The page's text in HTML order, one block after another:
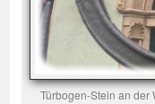
Türbogen-Stein an der